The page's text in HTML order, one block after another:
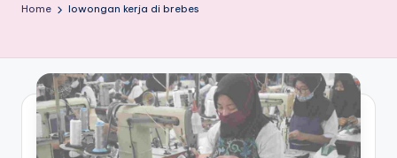
Home lowongan kerja di brebes